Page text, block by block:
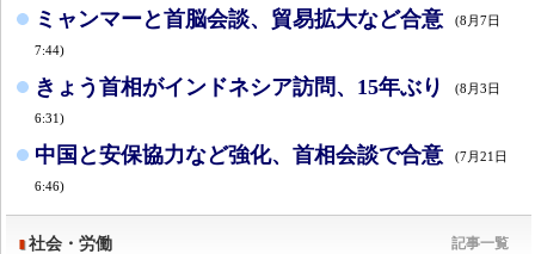
ミャンマーと首脳会談、貿易拡大など合意 (8月7日
7:44)
きょう首相がインドネシア訪問、15年ぶり (8月3日
6:31)
中国と安保協力など強化、首相会談で合意 (7月21日
6:46)
社会・労働 記事一覧